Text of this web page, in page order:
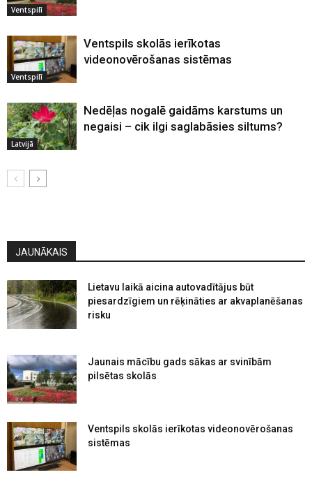
Ventspilī
Ventspilī
Ventspils skolās ierīkotas
videonovērošanas sistēmas
Latvijā
Nedēļas nogalē gaidāms karstums un
negaisi – cik ilgi saglabāsies siltums?
JAUNĀKAIS
Lietavu laikā aicina autovadītājus būt
piesardzīgiem un rēķināties ar akvaplanēšanas
risku
Jaunais mācību gads sākas ar svinībām
pilsētas skolās
Ventspils skolās ierīkotas videonovērošanas
sistēmas